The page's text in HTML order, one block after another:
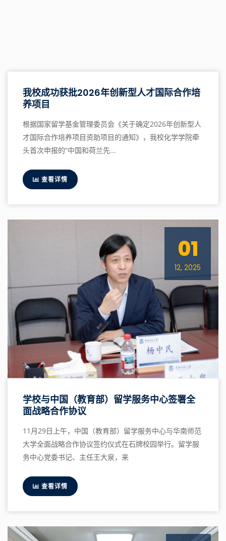
我校成功获批2026年创新型人才国际合作培
养项目
根据国家留学基金管理委员会《关于确定2026年创新型人
才国际合作培养项目资助项目的通知》，我校化学学院牵
头首次申报的“中国和荷兰先...
查看详情
01
12, 2025
学校与中国（教育部）留学服务中心签署全
面战略合作协议
11月29日上午，中国（教育部）留学服务中心与华南师范
大学全面战略合作协议签约仪式在石牌校园举行。留学服
务中心党委书记、主任王大泉，来
查看详情